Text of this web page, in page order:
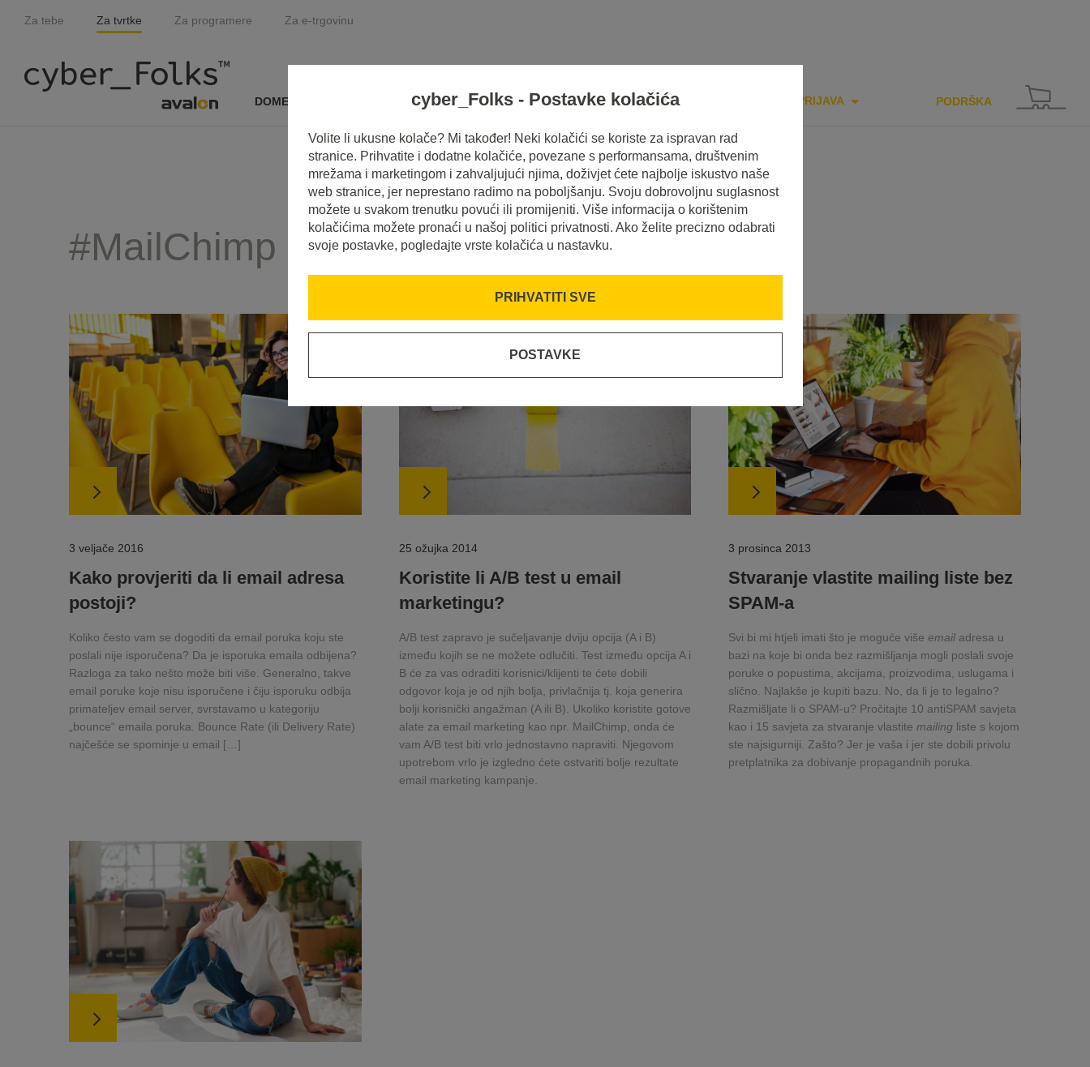
Za tebe Za tvrtke Za programere Za e-trgovinu
DOMENE I SSL HOSTING SERVERI INSPIRACIJE PRIJAVA PODRŠKA
#MailChimp
3 veljače 2016
Kako provjeriti da li email adresa
postoji?
Koliko često vam se dogoditi da email poruka koju ste
poslali nije isporučena? Da je isporuka emaila odbijena?
Razloga za tako nešto može biti više. Generalno, takve
email poruke koje nisu isporučene i čiju isporuku odbija
primateljev email server, svrstavamo u kategoriju
„bounce“ emaila poruka. Bounce Rate (ili Delivery Rate)
najčešće se spominje u email […]
25 ožujka 2014
Koristite li A/B test u email
marketingu?
A/B test zapravo je sučeljavanje dviju opcija (A i B)
između kojih se ne možete odlučiti. Test između opcija A i
B će za vas odraditi korisnici/klijenti te ćete dobili
odgovor koja je od njih bolja, privlačnija tj. koja generira
bolji korisnički angažman (A ili B). Ukoliko koristite gotove
alate za email marketing kao npr. MailChimp, onda će
vam A/B test biti vrlo jednostavno napraviti. Njegovom
upotrebom vrlo je izgledno ćete ostvariti bolje rezultate
email marketing kampanje.
3 prosinca 2013
Stvaranje vlastite mailing liste bez
SPAM-a
Svi bi mi htjeli imati što je moguće višeemail adresa u
bazi na koje bi onda bez razmišljanja mogli poslali svoje
poruke o popustima, akcijama, proizvodima, uslugama i
slično. Najlakše je kupiti bazu. No, da li je to legalno?
Razmišljate li o SPAM-u? Pročitajte 10 antiSPAM savjeta
kao i 15 savjeta za stvaranje vlastitemailing liste s kojom
ste najsigurniji. Zašto? Jer je vaša i jer ste dobili privolu
pretplatnika za dobivanje propagandnih poruka.
cyber_Folks - Postavke kolačića
Volite li ukusne kolače? Mi također! Neki kolačići se koriste za ispravan rad
stranice. Prihvatite i dodatne kolačiće, povezane s performansama, društvenim
mrežama i marketingom i zahvaljujući njima, doživjet ćete najbolje iskustvo naše
web stranice, jer neprestano radimo na poboljšanju. Svoju dobrovoljnu suglasnost
možete u svakom trenutku povući ili promijeniti. Više informacija o korištenim
kolačićima možete pronaći u našoj politici privatnosti. Ako želite precizno odabrati
svoje postavke, pogledajte vrste kolačića u nastavku.
PRIHVATITI SVE
POSTAVKE